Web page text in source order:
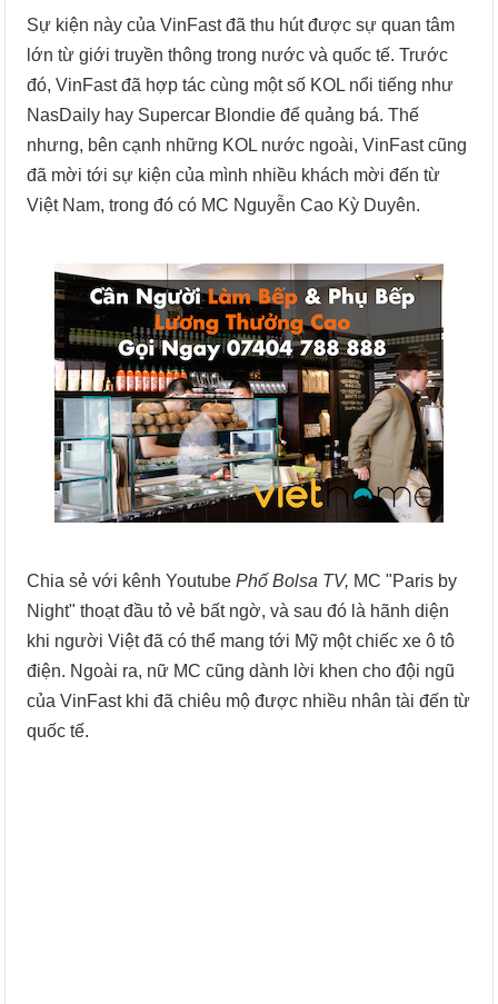
Sự kiện này của VinFast đã thu hút được sự quan tâm
lớn từ giới truyền thông trong nước và quốc tế. Trước
đó, VinFast đã hợp tác cùng một số KOL nổi tiếng như
NasDaily hay Supercar Blondie để quảng bá. Thế
nhưng, bên cạnh những KOL nước ngoài, VinFast cũng
đã mời tới sự kiện của mình nhiều khách mời đến từ
Việt Nam, trong đó có MC Nguyễn Cao Kỳ Duyên.
Chia sẻ với kênh YoutubePhố Bolsa TV, MC "Paris by
Night" thoạt đầu tỏ vẻ bất ngờ, và sau đó là hãnh diện
khi người Việt đã có thể mang tới Mỹ một chiếc xe ô tô
điện. Ngoài ra, nữ MC cũng dành lời khen cho đội ngũ
của VinFast khi đã chiêu mộ được nhiều nhân tài đến từ
quốc tế.